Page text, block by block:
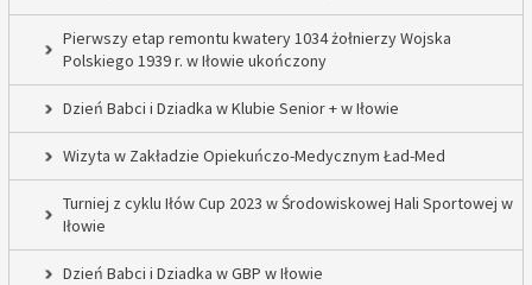
Pierwszy etap remontu kwatery 1034 żołnierzy Wojska
Polskiego 1939 r. w Iłowie ukończony
Dzień Babci i Dziadka w Klubie Senior + w Iłowie
Wizyta w Zakładzie Opiekuńczo-Medycznym Ład-Med
Turniej z cyklu Iłów Cup 2023 w Środowiskowej Hali Sportowej w
Iłowie
Dzień Babci i Dziadka w GBP w Iłowie